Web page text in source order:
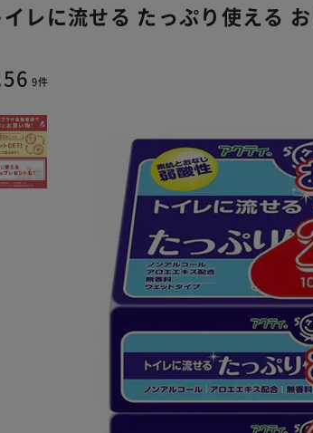
イレに流せる たっぷり使える
9件